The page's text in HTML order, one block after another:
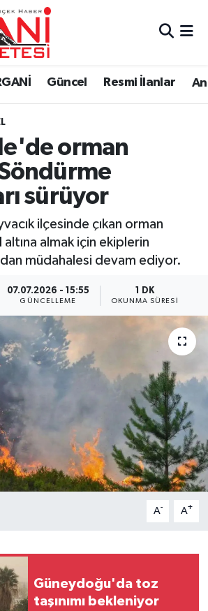
Güncel Resmi İlanlar
orman
sürüyor
ilçesinde çıkan orman
altına almak için ekiplerin
müdahalesi devam ediyor.
07.07.2026 - 15:55
GÜNCELLEME
1 DK
OKUNMA SÜRESI
A- A+
Güneydoğu'da toz
taşınımı bekleniyor
Eczaneler
Haritası
Durumu ve Fikstür